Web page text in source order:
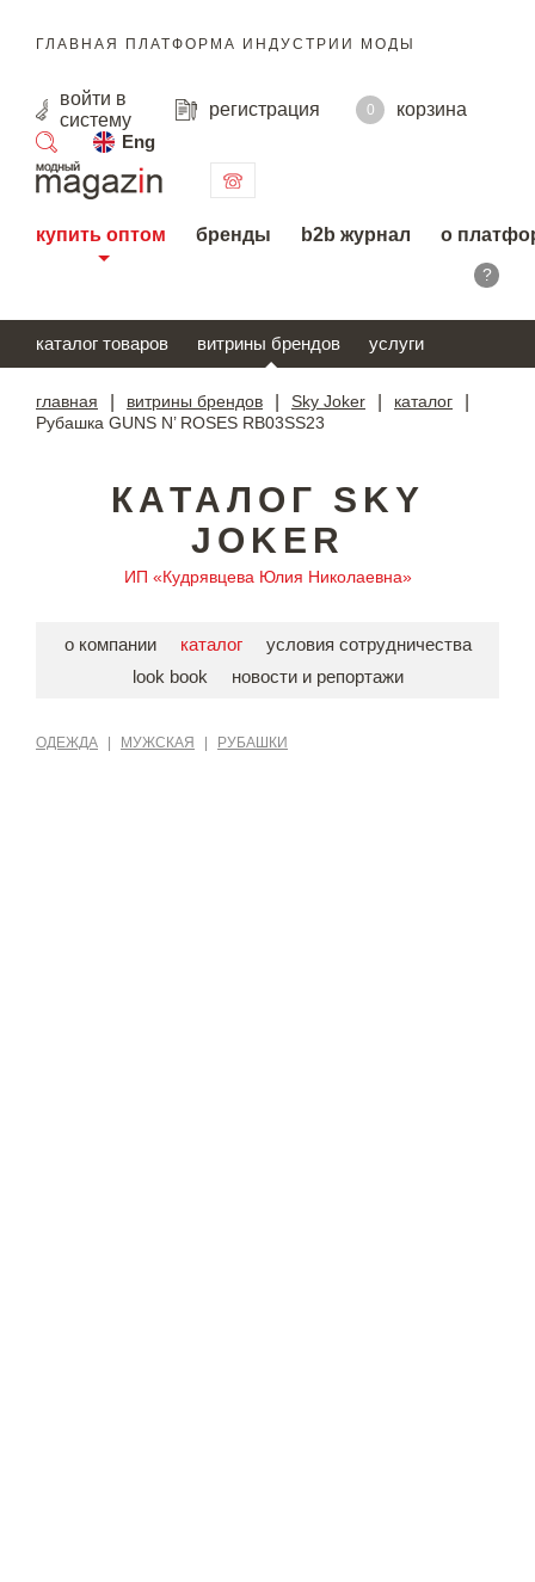
ГЛАВНАЯ ПЛАТФОРМА ИНДУСТРИИ МОДЫ
войти в
систему
регистрация 0
корзина
Eng
поиск
купить оптом бренды b2b журнал о
?
каталог товаров витрины брендов услуги
главная витрины брендов Sky Joker каталог
Рубашка GUNS N’ ROSES RB03SS23
КАТАЛОГ SKY
JOKER
ИП «Кудрявцева Юлия Николаевна»
о компании каталог
условия сотрудничества
look book
новости и репортажи
ОДЕЖДА МУЖСКАЯ РУБАШКИ